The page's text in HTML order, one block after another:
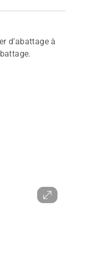
d’abattage à